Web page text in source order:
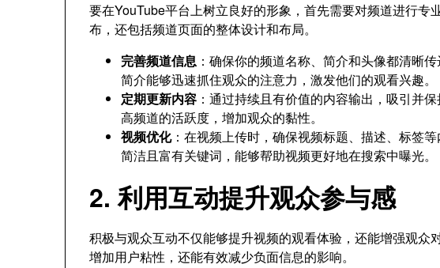
要在YouTube平台上树立良好的形象，首先需要对频道进行专
布，还包括频道页面的整体设计和布局。
完善频道信息 ：确保你的频道名称、简介和头像都清晰
简介能够迅速抓住观众的注意力，激发他们的观看兴趣。
定期更新内容 ：通过持续且有价值的内容输出，吸引并
高频道的活跃度，增加观众的黏性。
视频优化：在视频上传时，确保视频标题、描述、标签
简洁且富有关键词，能够帮助视频更好地在搜索中曝光。
2. 利用互动提升观众参与感
积极与观众互动不仅能够提升视频的观看体验，还能增强观众
增加用户粘性，还能有效减少负面信息的影响。